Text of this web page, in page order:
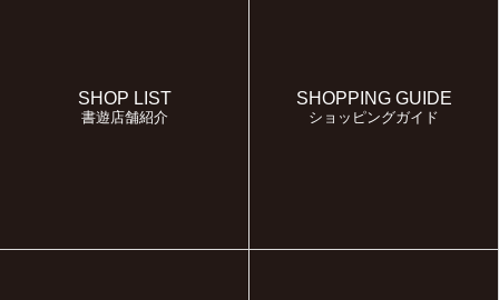
SHOP LIST
書遊店舗紹介
SHOPPING GUIDE
ショッピングガイド